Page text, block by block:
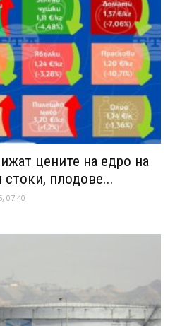
цените на едро на
стоки, плодове...
07:40